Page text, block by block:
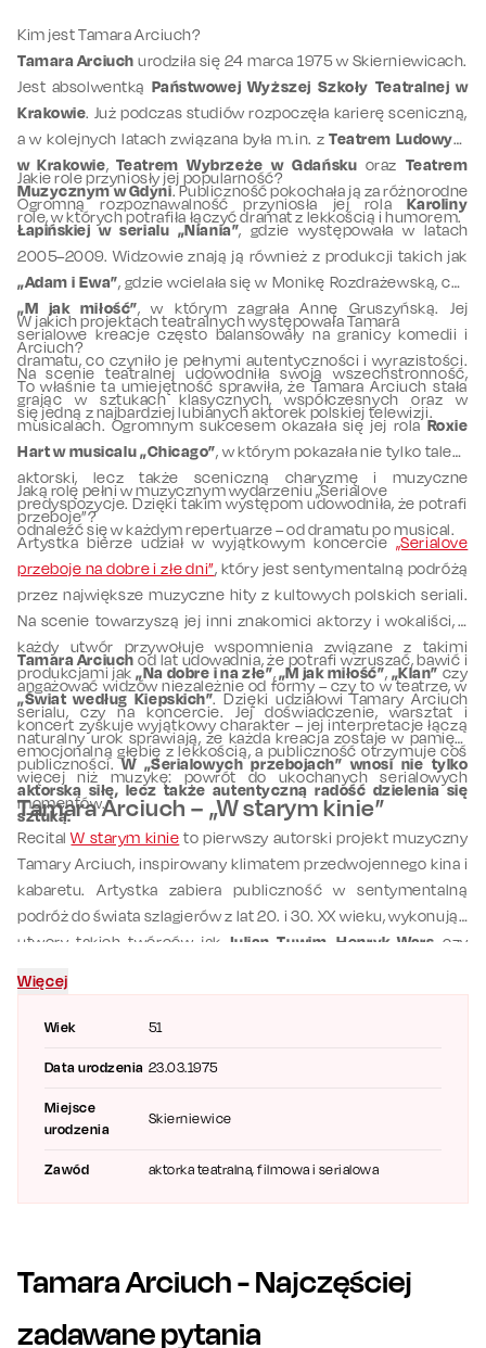
Wiek 51
Data urodzenia 23.03.1975
Miejsce
urodzenia
Skierniewice
Zawód aktorka teatralna, filmowa i serialowa
Kim jest Tamara Arciuch?
Tamara Arciuch urodziła się 24 marca 1975 w Skierniewicach.
Jest absolwentką Państwowej Wyższej Szkoły Teatralnej w
Krakowie. Już podczas studiów rozpoczęła karierę sceniczną,
a w kolejnych latach związana była m.in. zTeatrem Ludowym
w Krakowie, Teatrem Wybrzeże w Gdańsku oraz Teatrem
Muzycznym w Gdyni. Publiczność pokochała ją za różnorodne
role, w których potrafiła łączyć dramat z lekkością i humorem.
Jakie role przyniosły jej popularność?
Ogromną rozpoznawalność przyniosła jej rola Karoliny
Łapińskiej w serialu „Niania”, gdzie występowała w latach
2005–2009. Widzowie znają ją również z produkcji takich jak
„Adam i Ewa”, gdzie wcielała się w Monikę Rozdrażewską, czy
„M jak miłość”, w którym zagrała Annę Gruszyńską. Jej
serialowe kreacje często balansowały na granicy komedii i
dramatu, co czyniło je pełnymi autentyczności i wyrazistości.
To właśnie ta umiejętność sprawiła, że Tamara Arciuch stała
się jedną z najbardziej lubianych aktorek polskiej telewizji.
W jakich projektach teatralnych występowała Tamara
Arciuch?
Na scenie teatralnej udowodniła swoją wszechstronność,
grając w sztukach klasycznych, współczesnych oraz w
musicalach. Ogromnym sukcesem okazała się jej rola Roxie
Hart w musicalu „Chicago”, w którym pokazała nie tylko talent
aktorski, lecz także sceniczną charyzmę i muzyczne
predyspozycje. Dzięki takim występom udowodniła, że potrafi
odnaleźć się w każdym repertuarze – od dramatu po musical.
Jaką rolę pełni w muzycznym wydarzeniu „Serialove
przeboje”?
Artystka bierze udział w wyjątkowym koncercie „Serialove
przeboje na dobre i złe dni”, który jest sentymentalną podróżą
przez największe muzyczne hity z kultowych polskich seriali.
Na scenie towarzyszą jej inni znakomici aktorzy i wokaliści, a
każdy utwór przywołuje wspomnienia związane z takimi
produkcjami jak „Na dobre i na złe”,„M jak miłość”, „Klan” czy
„Świat według Kiepskich”. Dzięki udziałowi Tamary Arciuch
koncert zyskuje wyjątkowy charakter – jej interpretacje łączą
emocjonalną głębię z lekkością, a publiczność otrzymuje coś
więcej niż muzykę: powrót do ukochanych serialowych
momentów.
Tamara Arciuch od lat udowadnia, że potrafi wzruszać, bawić i
angażować widzów niezależnie od formy – czy to w teatrze, w
serialu, czy na koncercie. Jej doświadczenie, warsztat i
naturalny urok sprawiają, że każda kreacja zostaje w pamięci
publiczności.W „Serialowych przebojach” wnosi nie tylko
aktorską siłę, lecz także autentyczną radość dzielenia się
sztuką.
Tamara Arciuch – „W starym kinie”
RecitalW starym kinie to pierwszy autorski projekt muzyczny
Tamary Arciuch, inspirowany klimatem przedwojennego kina i
kabaretu. Artystka zabiera publiczność w sentymentalną
podróż do świata szlagierów z lat 20. i 30. XX wieku, wykonując
utwory takich twórców jak Julian Tuwim ,Henryk Wars czy
atmosferę dawnego kina, przypominając ponadczasowe
melodie w klasycznych aranżacjach.
Więcej
Tamara Arciuch- Najczęściej
zadawane pytania